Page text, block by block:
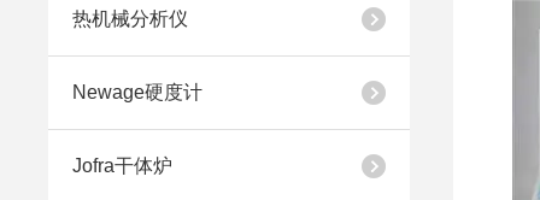
热机械分析仪
Newage硬度计
Jofra干体炉